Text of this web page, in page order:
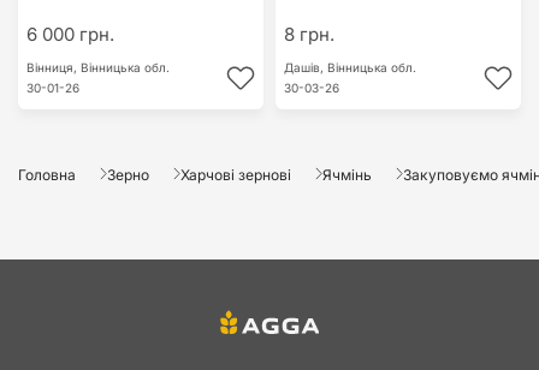
6 000 грн.
Вінниця, Вінницька обл.
30-01-26
8 грн.
Дашів, Вінницька обл.
30-03-26
Головна Зерно Харчові зернові Ячмінь Закуповуємо